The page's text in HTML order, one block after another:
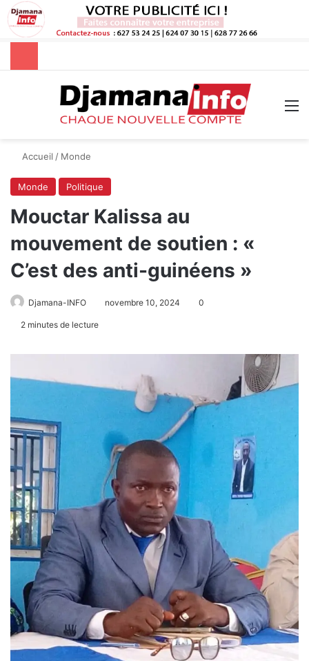
Rechercher
Accueil / Monde
Monde Politique
Mouctar Kalissa au
mouvement de soutien : «
C’est des anti-guinéens »
Djamana-INFO novembre 10, 2024 0
2 minutes de lecture